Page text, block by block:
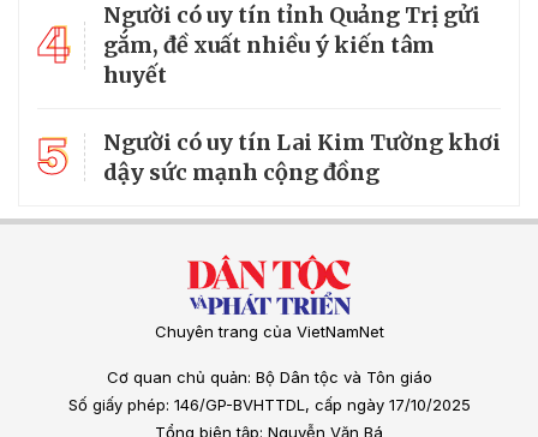
4
Người có uy tín tỉnh Quảng Trị gửi
gắm, đề xuất nhiều ý kiến tâm
huyết
5
Người có uy tín Lai Kim Tường khơi
dậy sức mạnh cộng đồng
Chuyên trang của VietNamNet
Cơ quan chủ quản: Bộ Dân tộc và Tôn giáo
Số giấy phép: 146/GP-BVHTTDL, cấp ngày 17/10/2025
Tổng biên tập: Nguyễn Văn Bá